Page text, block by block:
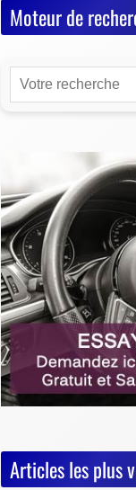
Moteur de
Articles les plus